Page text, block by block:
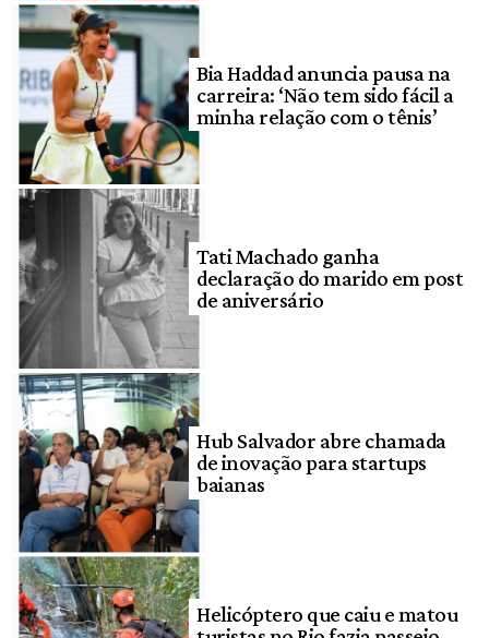
Bia Haddad anuncia pausa na
carreira: ‘Não tem sido fácil a
minha relação com o tênis’
Tati Machado ganha
declaração do marido em post
de aniversário
Hub Salvador abre chamada
de inovação para startups
baianas
Helicóptero que caiu e matou